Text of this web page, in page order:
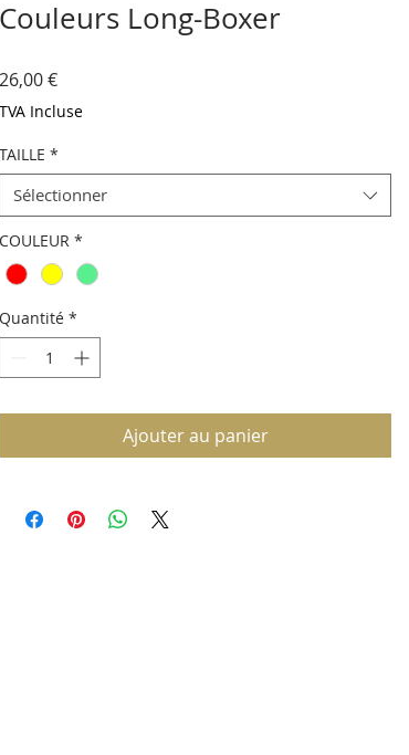
Couleurs Long-Boxer
26,00 €Prix
TVA Incluse
TAILLE *
Sélectionner
COULEUR *
Quantité *
Ajouter au panier